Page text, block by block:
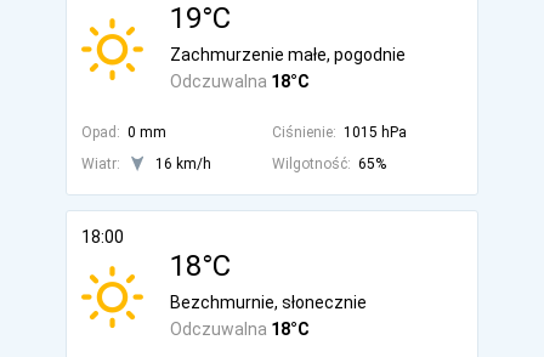
19°C
Odczuwalna 18°C
Zachmurzenie małe, pogodnie
Opad: 0 mm Ciśnienie: 1015 hPa
Wiatr:
16 km/h Wilgotność: 65%
18:00
18°C
Odczuwalna 18°C
Bezchmurnie, słonecznie